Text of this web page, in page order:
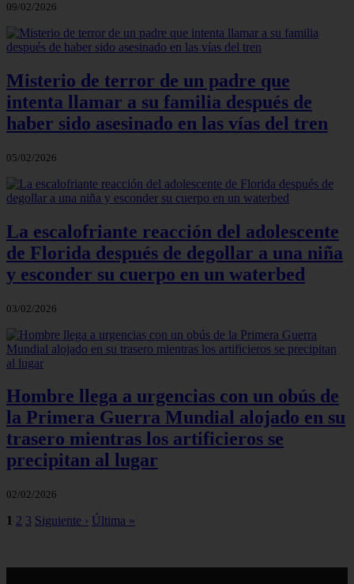
09/02/2026
Misterio de terror de un padre que
intenta llamar a su familia después de
haber sido asesinado en las vías del tren
05/02/2026
La escalofriante reacción del adolescente
de Florida después de degollar a una niña
y esconder su cuerpo en un waterbed
03/02/2026
Hombre llega a urgencias con un obús de
la Primera Guerra Mundial alojado en su
trasero mientras los artificieros se
precipitan al lugar
02/02/2026
1 2 3 Siguiente › Última »